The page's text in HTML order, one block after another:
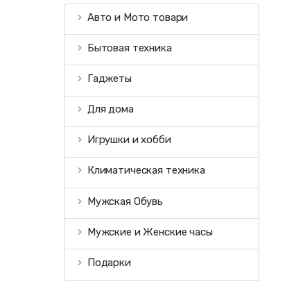
Авто и Мото товари
Бытовая техника
Гаджеты
Для дома
Игрушки и хобби
Климатическая техника
Мужская Обувь
Мужские и Женские часы
Подарки